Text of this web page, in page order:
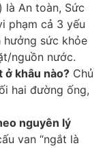
là An toàn, Sức
phạm cả 3 yếu
hưởng sức khỏe
nguồn nước.
ở khâu nào? Chủ
hai đường ống,
nguyên lý
van “ngắt là